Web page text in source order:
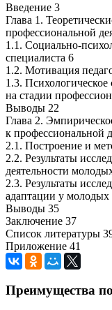
Введение 3
Глава 1.
профессиональной
1.1. Социально-
специалиста 6
1.2. Мотивация
1.3.
на стадии
Выводы 22
Глава 2.
к профессиональной
2.1. Построение и
2.2. Результаты
деятельности
2.3. Результаты
адаптации у молодых
Выводы 35
Заключение 37
Список литературы
Приложение 41
Преимущества